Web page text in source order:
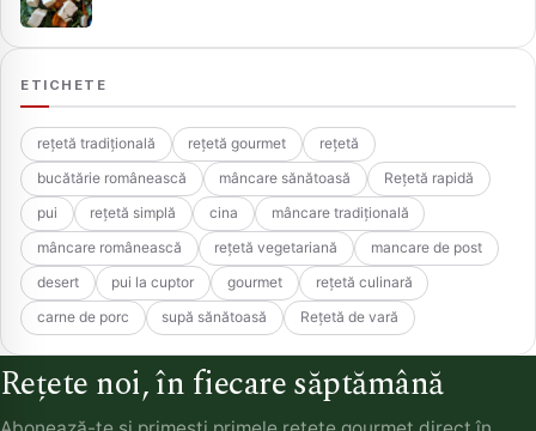
ETICHETE
rețetă tradițională rețetă gourmet
rețetă
bucătărie românească
mâncare sănătoasă
Rețetă rapidă
pui
rețetă simplă cina
mâncare tradițională
mâncare românească
rețetă vegetariană
mancare de post
desert
pui la cuptor gourmet
rețetă culinară
carne de porc
supă sănătoasă Rețetă de vară
Rețete noi, în fiecare săptămână